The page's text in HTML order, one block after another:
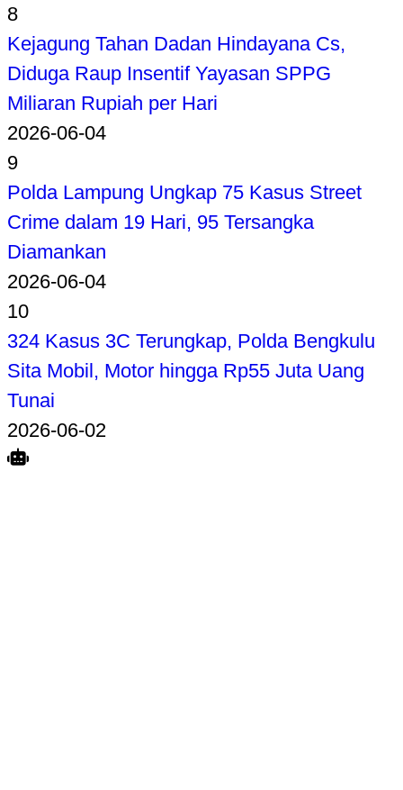
8
Kejagung Tahan Dadan Hindayana Cs,
Diduga Raup Insentif Yayasan SPPG
Miliaran Rupiah per Hari
2026-06-04
9
Polda Lampung Ungkap 75 Kasus Street
Crime dalam 19 Hari, 95 Tersangka
Diamankan
2026-06-04
10
324 Kasus 3C Terungkap, Polda Bengkulu
Sita Mobil, Motor hingga Rp55 Juta Uang
Tunai
2026-06-02